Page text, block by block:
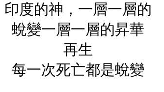
印度的神，一層一層的
蛻變一層一層的昇華
再生
每一次死亡都是蛻變